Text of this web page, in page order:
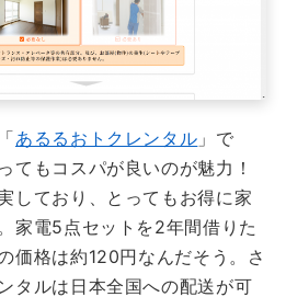
あるるおトクレンタル 」で
てもコスパが良いのが魅力！
しており、とってもお得に家
家電5点セットを2年間借りた
価格は約120円なんだそう。さ
タルは日本全国への配送が可